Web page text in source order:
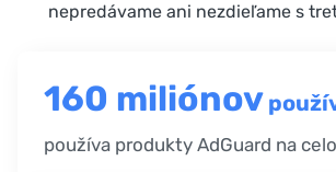
nepredávame ani nezdieľame s
160 miliónov
používa produkty AdGuard na